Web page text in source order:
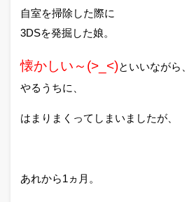
自室を掃除した際に
3DSを発掘した娘。
懐かしい～(>_<)といいながら、
やるうちに、
はまりまくってしまいましたが、
あれから1ヵ月。